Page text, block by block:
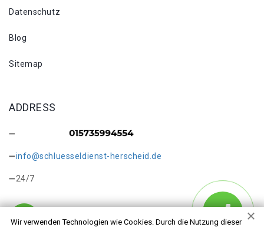
Wir verwenden Technologien wie Cookies. Durch die Nutzung dieser
Datenschutz
Blog
Sitemap
ADDRESS
info@schluesseldienst-herscheid.de
24/7